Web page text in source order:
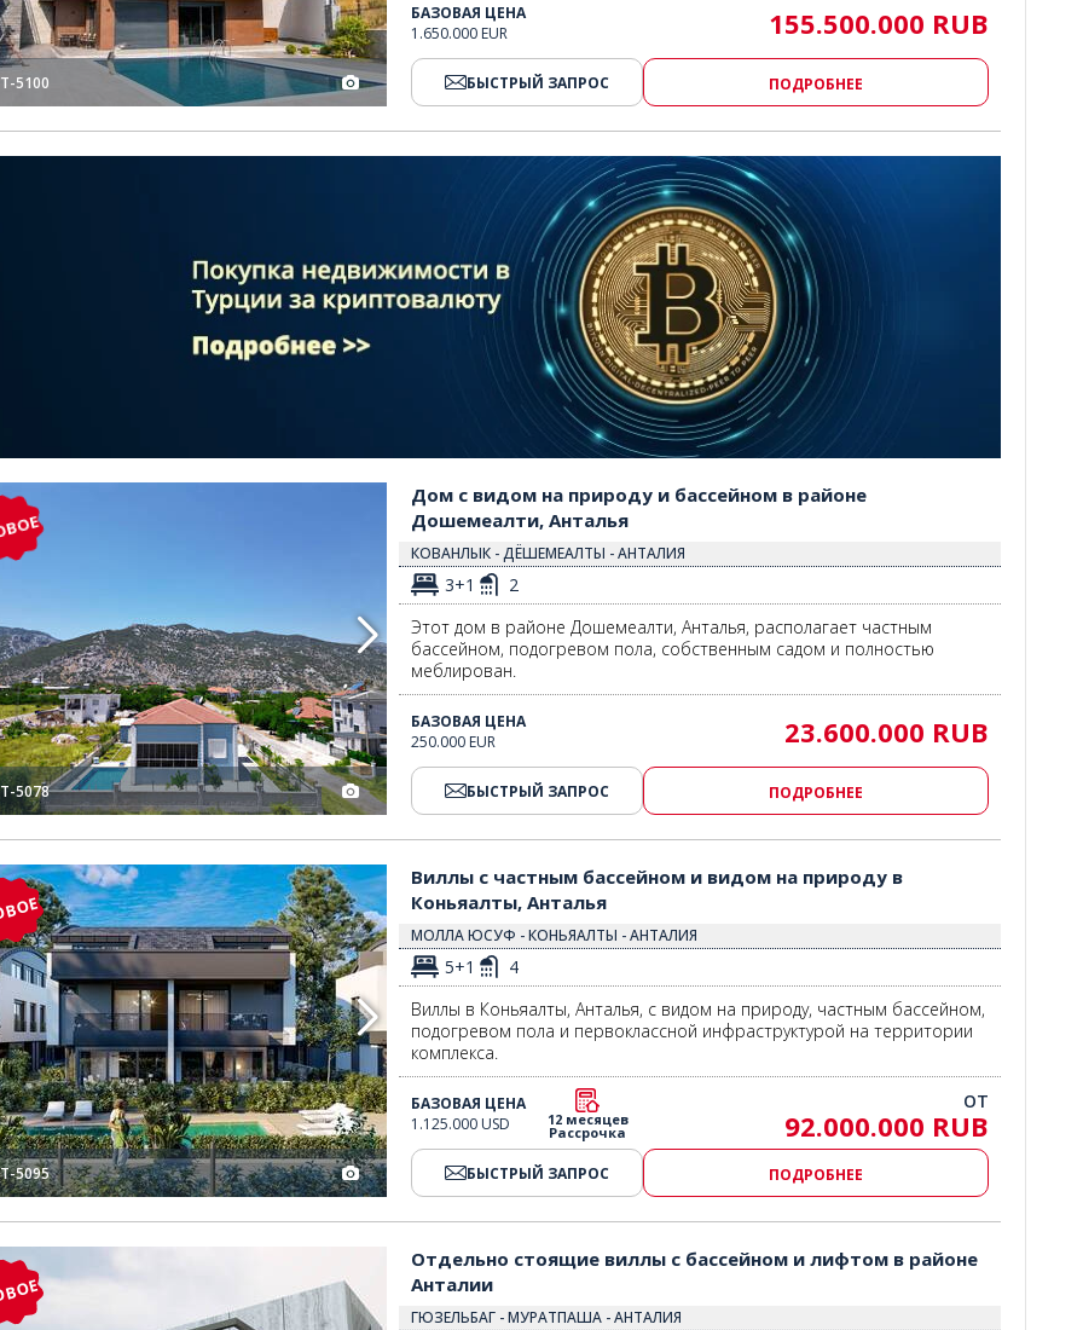
5100
БАЗОВАЯ ЦЕНА
1.650.000 EUR
155.500.000 RUB
БЫСТРЫЙ ЗАПРОС ПОДРОБНЕЕ
Анталья 2
Дом с видом на природу и бассейном в районе Дошемеалти, Анталья 3
5078
Дом с видом на природу и бассейном в районе
Дошемеалти, Анталья
КОВАНЛЫК - ДЁШЕМЕАЛТЫ - АНТАЛИЯ
3+1
2
Этот дом в районе Дошемеалти, Анталья, располагает частным
бассейном, подогревом пола, собственным садом и полностью
меблирован.
БАЗОВАЯ ЦЕНА
250.000 EUR
23.600.000 RUB
БЫСТРЫЙ ЗАПРОС ПОДРОБНЕЕ
Анталья 2
Виллы с частным бассейном и видом на природу в Коньяалты, Анталья 3
5095
Виллы с частным бассейном и видом на природу в
Коньяалты, Анталья
МОЛЛА ЮСУФ - КОНЬЯАЛТЫ - АНТАЛИЯ
5+1
4
Виллы в Коньяалты, Анталья, с видом на природу, частным бассейном,
подогревом пола и первоклассной инфраструктурой на территории
комплекса.
БАЗОВАЯ ЦЕНА
1.125.000 USD
12 месяцев
Рассрочка
ОТ
92.000.000 RUB
БЫСТРЫЙ ЗАПРОС ПОДРОБНЕЕ
Анталии 2
Отдельно стоящие виллы с бассейном и лифтом в районе Анталии 3Отдельно стоящие виллы с бассейном и лифтом в районе
Анталии
ГЮЗЕЛЬБАГ - МУРАТПАША - АНТАЛИЯ